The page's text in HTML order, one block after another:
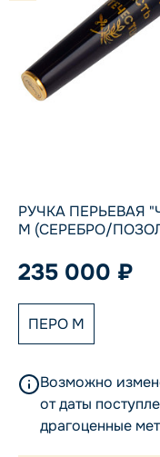
РУЧКА ПЕРЬЕВАЯ
M (СЕРЕБРО/
235 000 ₽
ПЕРО M
Возможно
от даты
драгоценные